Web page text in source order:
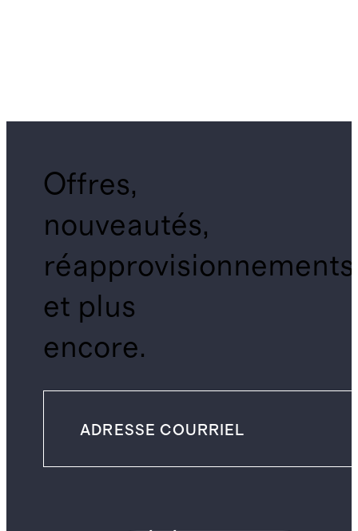
Offres,
nouveautés,
réapprovisionnements
et plus
encore.